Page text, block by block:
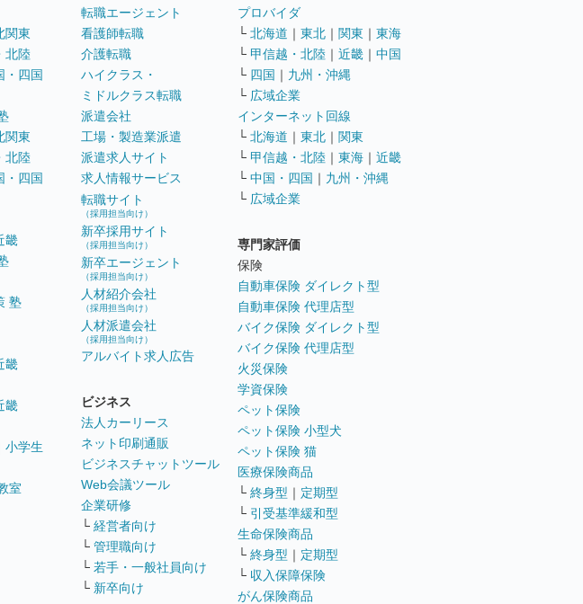
関東
北陸
・四国
関東
北陸
・四国
畿
塾
畿
畿
小学生
室
転職エージェント
看護師転職
介護転職
ハイクラス・
ミドルクラス転職
派遣会社
工場・製造業派遣
派遣求人サイト
求人情報サービス
転職サイト
（採用担当向け）
新卒採用サイト
（採用担当向け）
新卒エージェント
（採用担当向け）
人材紹介会社
（採用担当向け）
人材派遣会社
（採用担当向け）
アルバイト求人広告
ビジネス
法人カーリース
ネット印刷通販
ビジネスチャットツール
Web会議ツール
企業研修
└ 経営者向け
└ 管理職向け
└ 若手・一般社員向け
└ 新卒向け
プロバイダ
└ 北海道 ｜ 東北 ｜ 関東 ｜ 東海
└ 甲信越・北陸 ｜ 近畿 ｜ 中国
└ 四国 ｜ 九州・沖縄
└ 広域企業
インターネット回線
└ 北海道 ｜ 東北 ｜ 関東
└ 甲信越・北陸 ｜ 東海 ｜ 近畿
└ 中国・四国 ｜ 九州・沖縄
└ 広域企業
専門家評価
保険
自動車保険 ダイレクト型
自動車保険 代理店型
バイク保険 ダイレクト型
バイク保険 代理店型
火災保険
学資保険
ペット保険
ペット保険 小型犬
ペット保険 猫
医療保険商品
└ 終身型 ｜ 定期型
└ 引受基準緩和型
生命保険商品
└ 終身型 ｜ 定期型
└ 収入保障保険
がん保険商品